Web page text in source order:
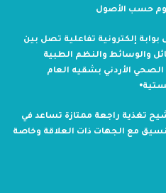
حسب الأصول
إلكترونية تفاعلية تصل بين
والوسائط والنظم الطبية
الأردني بشقيه العام
تغذية راجعة ممتازة تساعد في
مع الجهات ذات العلاقة وخاصة